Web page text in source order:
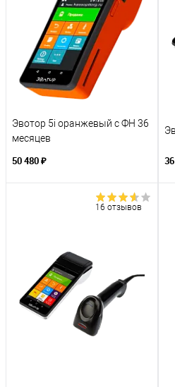
Эвотор 5i оранжевый с ФН 36
месяцев
50 480 ₽
16 отзывов